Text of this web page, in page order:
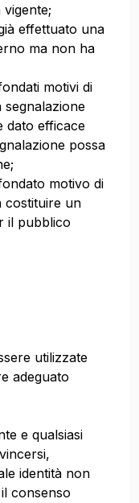
effettuato una
ma non ha
motivi di
segnalazione
dato efficace
possa
motivo di
costituire un
il pubblico
utilizzate
adeguato
e qualsiasi
identità non
consenso